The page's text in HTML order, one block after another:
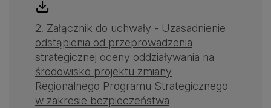
2. Załącznik do uchwały - Uzasadnienie
odstąpienia od przeprowadzenia
strategicznej oceny oddziaływania na
środowisko projektu zmiany
Regionalnego Programu Strategicznego
w zakresie bezpieczeństwa